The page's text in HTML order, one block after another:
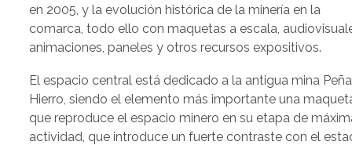
en 2005, y la evolución histórica de la minería en la
comarca, todo ello con maquetas a escala,
animaciones, paneles y otros recursos expositivos.
El espacio central está dedicado a la antigua mina
Hierro, siendo el elemento más importante una
que reproduce el espacio minero en su etapa de
actividad, que introduce un fuerte contraste con el